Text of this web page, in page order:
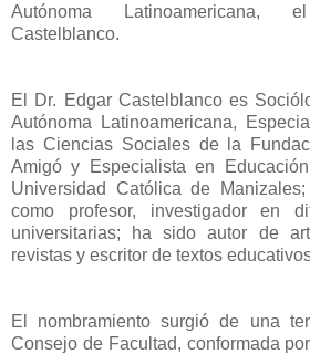
Autónoma Latinoamericana,
Castelblanco.
El Dr. Edgar Castelblanco es
Autónoma Latinoamericana,
las Ciencias Sociales de la
Amigó y Especialista en
Universidad Católica de
como profesor, investigador en
universitarias; ha sido autor de
revistas y escritor de textos
El nombramiento surgió de una
Consejo de Facultad, conformada